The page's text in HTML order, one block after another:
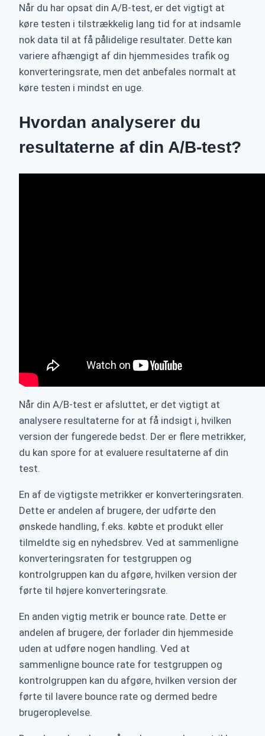
Når du har opsat din A/B-test, er det vigtigt at
køre testen i tilstrækkelig lang tid for at indsamle
nok data til at få pålidelige resultater. Dette kan
variere afhængigt af din hjemmesides trafik og
konverteringsrate, men det anbefales normalt at
køre testen i mindst en uge.
Hvordan analyserer du
resultaterne af din A/B-test?
Når din A/B-test er afsluttet, er det vigtigt at
analysere resultaterne for at få indsigt i, hvilken
version der fungerede bedst. Der er flere metrikker,
du kan spore for at evaluere resultaterne af din
test.
En af de vigtigste metrikker er konverteringsraten.
Dette er andelen af brugere, der udførte den
ønskede handling, f.eks. købte et produkt eller
tilmeldte sig en nyhedsbrev. Ved at sammenligne
konverteringsraten for testgruppen og
kontrolgruppen kan du afgøre, hvilken version der
førte til højere konverteringsrate.
En anden vigtig metrik er bounce rate. Dette er
andelen af brugere, der forlader din hjemmeside
uden at udføre nogen handling. Ved at
sammenligne bounce rate for testgruppen og
kontrolgruppen kan du afgøre, hvilken version der
førte til lavere bounce rate og dermed bedre
brugeroplevelse.